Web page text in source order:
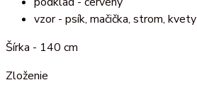
vzor - psík, mačička, strom, kvety
Šírka - 140 cm
Zloženie